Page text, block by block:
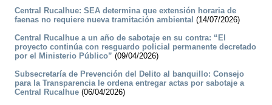
Central Rucalhue: SEA determina que extensión horaria de
faenas no requiere nueva tramitación ambiental (14/07/2026)
Central Rucalhue a un año de sabotaje en su contra: “El
proyecto continúa con resguardo policial permanente decretado
por el Ministerio Público” (09/04/2026)
Subsecretaría de Prevención del Delito al banquillo: Consejo
para la Transparencia le ordena entregar actas por sabotaje a
Central Rucalhue (06/04/2026)